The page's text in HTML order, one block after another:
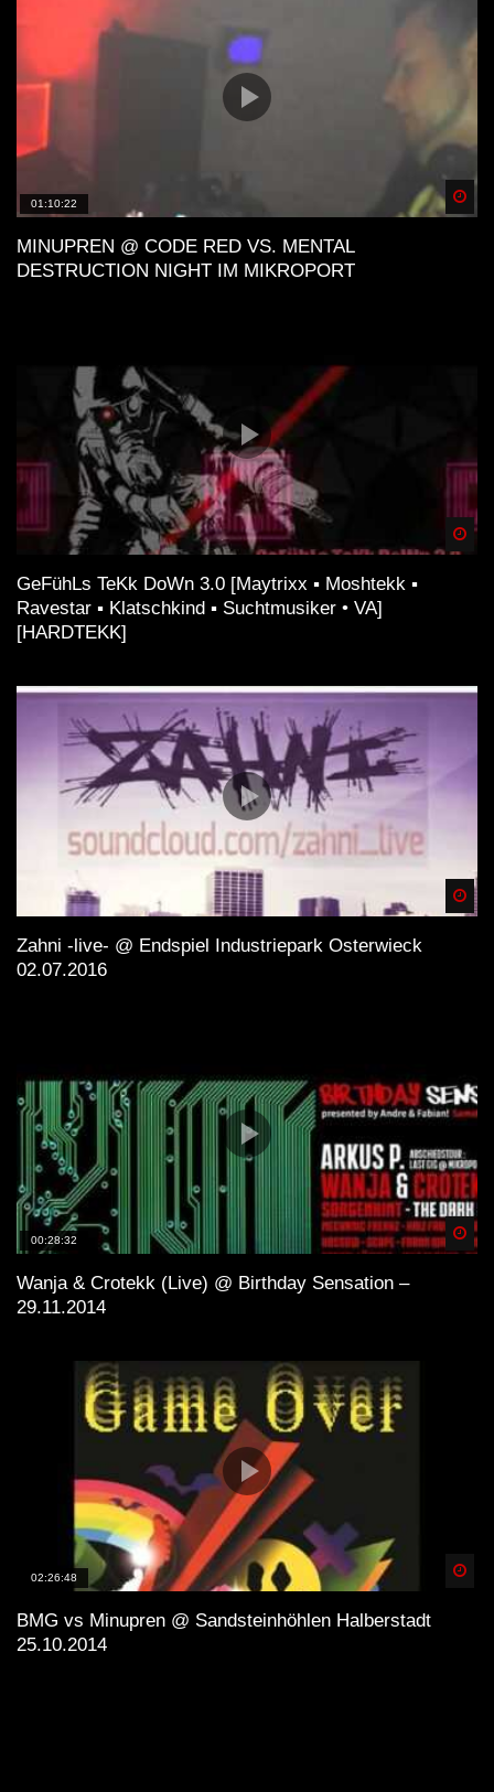
01:10:22
MINUPREN @ CODE RED VS. MENTAL
DESTRUCTION NIGHT IM MIKROPORT
GeFühLs TeKk DoWn 3.0 [Maytrixx ▪ Moshtekk ▪
Ravestar ▪ Klatschkind ▪ Suchtmusiker • VA]
[HARDTEKK]
Zahni -live- @ Endspiel Industriepark Osterwieck
02.07.2016
00:28:32
Wanja & Crotekk (Live) @ Birthday Sensation –
29.11.2014
02:26:48
BMG vs Minupren @ Sandsteinhöhlen Halberstadt
25.10.2014
Anzeige